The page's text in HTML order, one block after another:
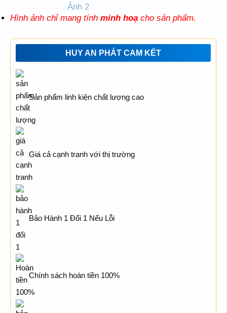
Hình ảnh chỉ mang tính minh hoạ cho sản phẩm.
HUY AN PHÁT CAM KẾT
Sản phẩm linh kiện chất lượng cao
Giá cả cạnh tranh với thị trường
Bảo Hành 1 Đổi 1 Nếu Lỗi
Chính sách hoàn tiền 100%